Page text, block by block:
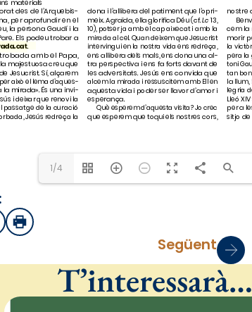
1/4
Imprimir
Següent
T’interessarà…